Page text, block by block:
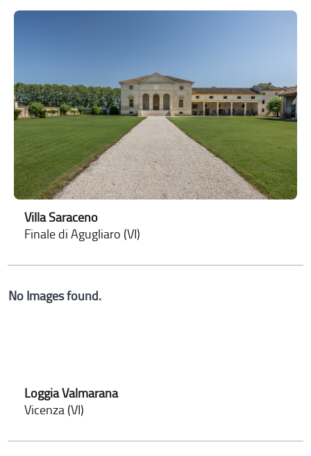
Villa Saraceno
Finale di Agugliaro (VI)
No Images found.
Loggia Valmarana
Vicenza (VI)